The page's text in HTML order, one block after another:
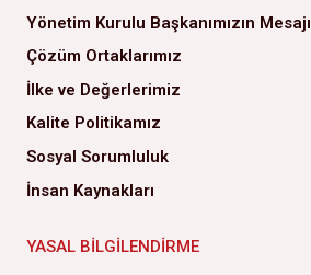
Yönetim Kurulu Başkanımızın Mesajı
Çözüm Ortaklarımız
İlke ve Değerlerimiz
Kalite Politikamız
Sosyal Sorumluluk
İnsan Kaynakları
YASAL BILGILENDIRME